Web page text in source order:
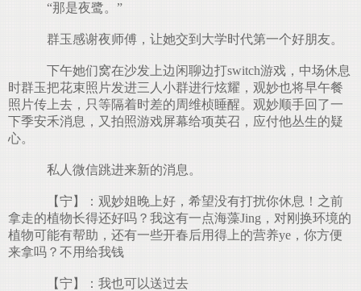
“那是夜鹭。”
群玉感谢夜师傅，让她交到大学时代第一个好朋友。
下午她们窝在沙发上边闲聊边打switch游戏，中场休息
时群玉把花束照片发进三人小群进行炫耀，观妙也将早午餐
照片传上去，只等隔着时差的周维桢睡醒。观妙顺手回了一
下季安禾消息，又拍照游戏屏幕给项英召，应付他丛生的疑
心。
私人微信跳进来新的消息。
【宁】：观妙姐晚上好，希望没有打扰你休息！之前
拿走的植物长得还好吗？我这有一点海藻Jing，对刚换环境的
植物可能有帮助，还有一些开春后用得上的营养ye，你方便
来拿吗？不用给我钱
【宁】：我也可以送过去